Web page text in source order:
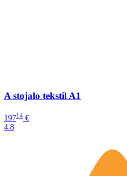
A stojalo tekstil A1
19714 €
4.8